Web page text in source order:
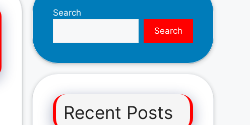
Search
Search
Recent Posts